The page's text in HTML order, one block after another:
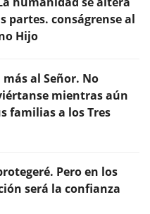
partes. conságrense al
Hijo
al Señor. No
mientras aún
familias a los Tres
Pero en los
será la confianza